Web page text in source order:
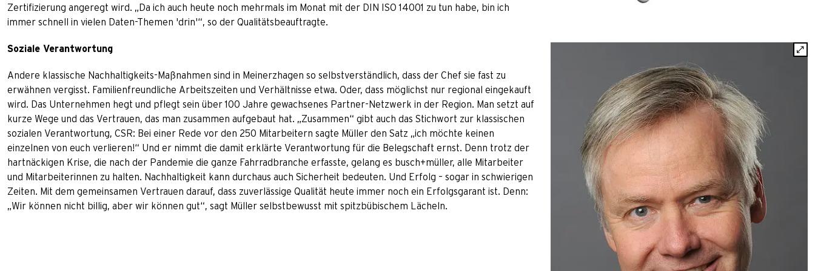
Zertifizierung angeregt wird. „Da ich auch heute noch mehrmals im Monat mit der DIN ISO 14001 zu tun habe, bin ich
immer schnell in vielen Daten-Themen 'drin'“, so der Qualitätsbeauftragte.
Soziale Verantwortung
Andere klassische Nachhaltigkeits-Maßnahmen sind in Meinerzhagen so selbstverständlich, dass der Chef sie fast zu
erwähnen vergisst. Familienfreundliche Arbeitszeiten und Verhältnisse etwa. Oder, dass möglichst nur regional eingekauft
wird. Das Unternehmen hegt und pflegt sein über 100 Jahre gewachsenes Partner-Netzwerk in der Region. Man setzt auf
kurze Wege und das Vertrauen, das man zusammen aufgebaut hat. „Zusammen“ gibt auch das Stichwort zur klassischen
sozialen Verantwortung, CSR: Bei einer Rede vor den 250 Mitarbeitern sagte Müller den Satz „ich möchte keinen
einzelnen von euch verlieren!“ Und er nimmt die damit erklärte Verantwortung für die Belegschaft ernst. Denn trotz der
hartnäckigen Krise, die nach der Pandemie die ganze Fahrradbranche erfasste, gelang es busch+müller, alle Mitarbeiter
und Mitarbeiterinnen zu halten. Nachhaltigkeit kann durchaus auch Sicherheit bedeuten. Und Erfolg – sogar in schwierigen
Zeiten. Mit dem gemeinsamen Vertrauen darauf, dass zuverlässige Qualität heute immer noch ein Erfolgsgarant ist. Denn:
„Wir können nicht billig, aber wir können gut“, sagt Müller selbstbewusst mit spitzbübischem Lächeln.